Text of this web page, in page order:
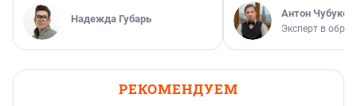
Надежда Губарь Антон Чубуков
Эксперт в
РЕКОМЕНДУЕМ